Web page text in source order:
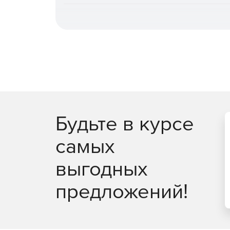
специализированных задач доступны CLI и
Мониторинг, отчетность и интеграция в
генерация отчетов в разных форматах,
данных. Поддержка SMTP‑оповещений,
интеграция с внешними системами
Масштабируемость и отказоустойчивость.
тысяч источников, многопоточность,
Будьте в курсе
самых
выгодных
предложений!